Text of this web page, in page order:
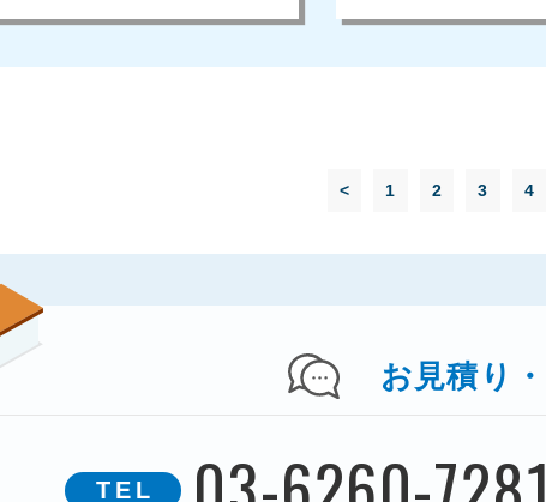
< 1 2 3 4
お見積り ・
TEL